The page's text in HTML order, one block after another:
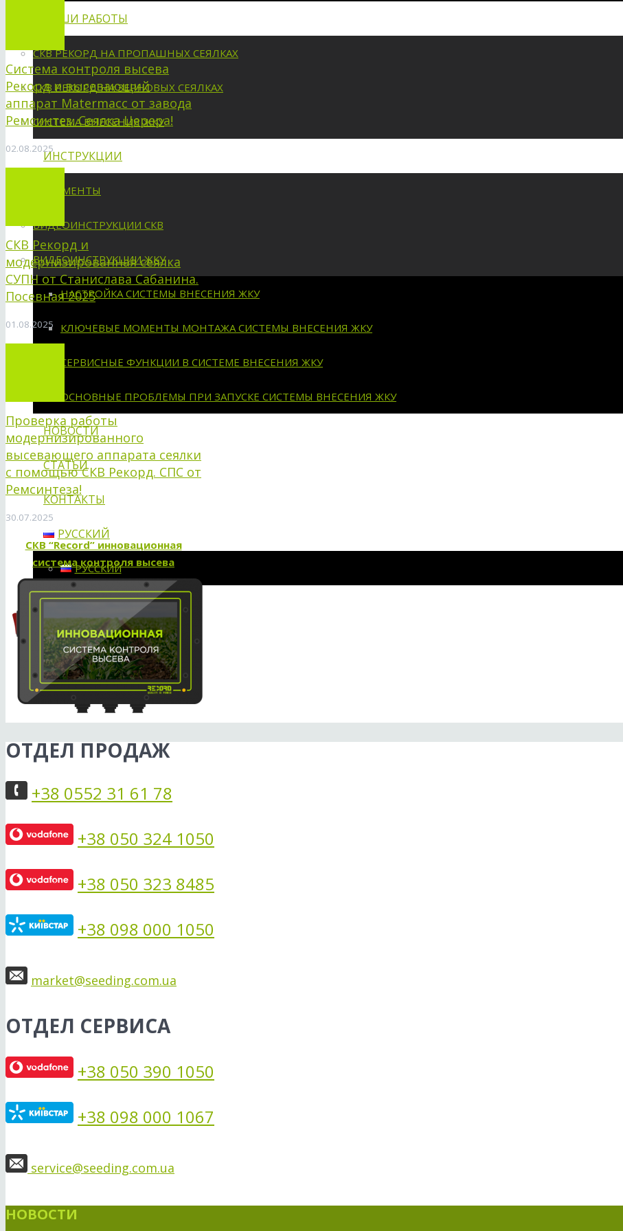
НАШИ РАБОТЫ
СКВ РЕКОРД НА ПРОПАШНЫХ СЕЯЛКАХ
СКВ РЕКОРД НА ЗЕРНОВЫХ СЕЯЛКАХ
СИСТЕМА ВНЕСЕНИЯ ЖКУ
ИНСТРУКЦИИ
ДОКУМЕНТЫ
ВИДЕОИНСТРУКЦИИ СКВ
ВИДЕОИНСТРУКЦИИ ЖКУ
НАСТРОЙКА СИСТЕМЫ ВНЕСЕНИЯ ЖКУ
КЛЮЧЕВЫЕ МОМЕНТЫ МОНТАЖА СИСТЕМЫ ВНЕСЕНИЯ ЖКУ
СЕРВИСНЫЕ ФУНКЦИИ В СИСТЕМЕ ВНЕСЕНИЯ ЖКУ
ОСНОВНЫЕ ПРОБЛЕМЫ ПРИ ЗАПУСКЕ СИСТЕМЫ ВНЕСЕНИЯ ЖКУ
НОВОСТИ
СТАТЬИ
КОНТАКТЫ
РУССКИЙ
РУССКИЙ
Система контроля высева
Рекорд и высевающий
аппарат Matermacc от завода
Ремсинтез. Сеялка Церера!
02.08.2025
СКВ Рекорд и
модернизированная сеялка
СУПН от Станислава Сабанина.
Посевная 2025
01.08.2025
Проверка работы
модернизированного
высевающего аппарата сеялки
с помощью СКВ Рекорд. СПС от
Ремсинтеза!
30.07.2025
СКВ “Record” инновационная
система контроля высева
ОТДЕЛ ПРОДАЖ
+38 0552 31 61 78
+38 050 324 1050
+38 050 323 8485
+38 098 000 1050
market@seeding.com.ua
ОТДЕЛ СЕРВИСА
+38 050 390 1050
+38 098 000 1067
service@seeding.com.ua
НОВОСТИ